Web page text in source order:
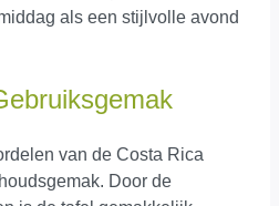
als een stijlvolle avond
van de Costa Rica
Door de